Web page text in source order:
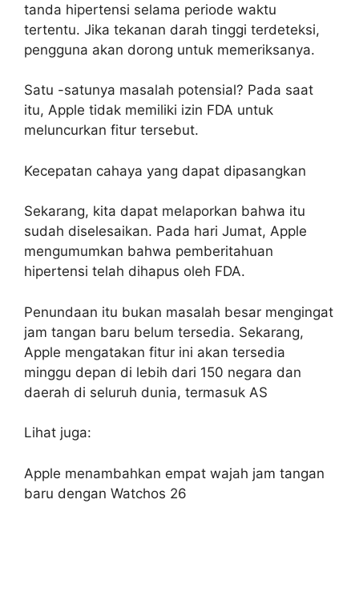
tanda hipertensi selama periode waktu
tertentu. Jika tekanan darah tinggi terdeteksi,
pengguna akan dorong untuk memeriksanya.
Satu -satunya masalah potensial? Pada saat
itu, Apple tidak memiliki izin FDA untuk
meluncurkan fitur tersebut.
Kecepatan cahaya yang dapat dipasangkan
Sekarang, kita dapat melaporkan bahwa itu
sudah diselesaikan. Pada hari Jumat, Apple
mengumumkan bahwa pemberitahuan
hipertensi telah dihapus oleh FDA.
Penundaan itu bukan masalah besar mengingat
jam tangan baru belum tersedia. Sekarang,
Apple mengatakan fitur ini akan tersedia
minggu depan di lebih dari 150 negara dan
daerah di seluruh dunia, termasuk AS
Lihat juga:
Apple menambahkan empat wajah jam tangan
baru dengan Watchos 26